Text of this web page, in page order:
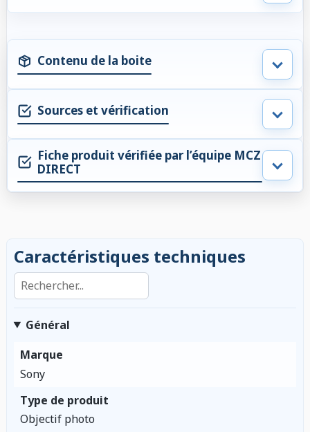
Contenu de la boite
Sources et vérification
Fiche produit vérifiée par l’équipe MCZ
DIRECT
Caractéristiques techniques
Rechercher dans les caractéristiques
Général
Marque
Sony
Type de produit
Objectif photo